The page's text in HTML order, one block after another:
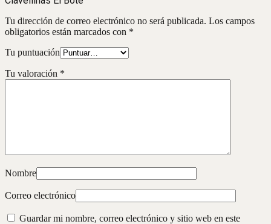
Tu dirección de correo electrónico no será publicada. Los campos
obligatorios están marcados con *
Tu puntuación
Tu valoración *
Nombre
Correo electrónico
Guardar mi nombre, correo electrónico y sitio web en este